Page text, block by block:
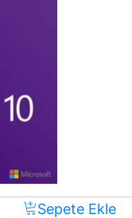
Sepete Ekle